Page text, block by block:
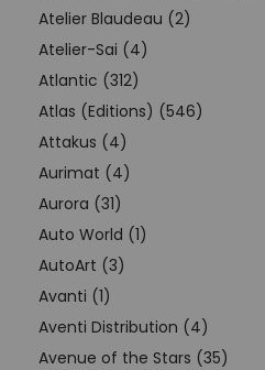
Atelier Blaudeau (2)
Atelier-Sai (4)
Atlantic (312)
Atlas (Editions) (546)
Attakus (4)
Aurimat (4)
Aurora (31)
Auto World (1)
AutoArt (3)
Avanti (1)
Aventi Distribution (4)
Avenue of the Stars (35)